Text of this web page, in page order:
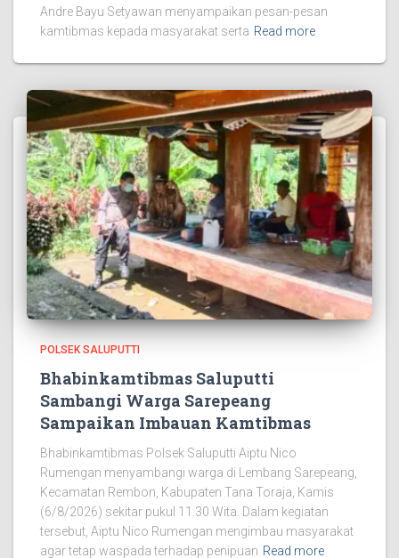
Andre Bayu Setyawan menyampaikan pesan-pesan
kamtibmas kepada masyarakat serta Read more
POLSEK SALUPUTTI
Bhabinkamtibmas Saluputti
Sambangi Warga Sarepeang
Sampaikan Imbauan Kamtibmas
Bhabinkamtibmas Polsek Saluputti Aiptu Nico
Rumengan menyambangi warga di Lembang Sarepeang,
Kecamatan Rembon, Kabupaten Tana Toraja, Kamis
(6/8/2026) sekitar pukul 11.30 Wita. Dalam kegiatan
tersebut, Aiptu Nico Rumengan mengimbau masyarakat
agar tetap waspada terhadap penipuan Read more